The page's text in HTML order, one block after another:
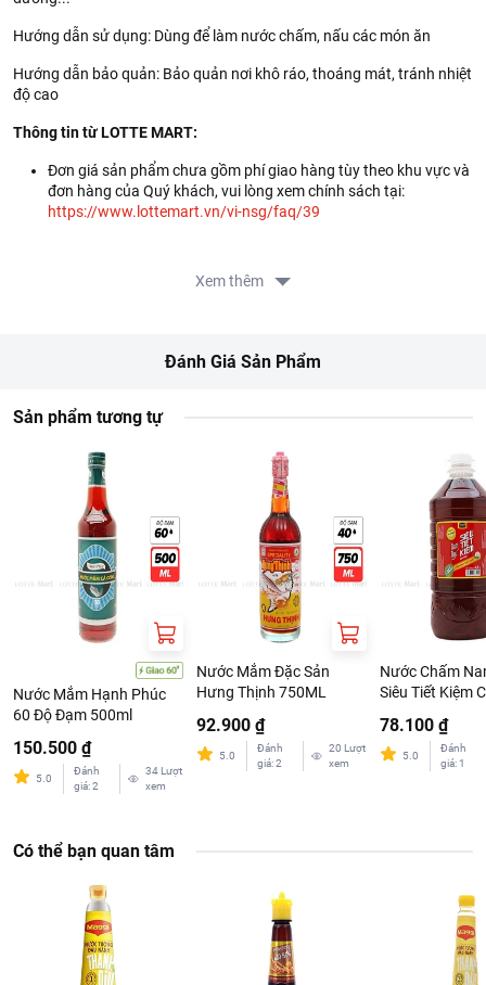
Hướng dẫn sử dụng: Dùng để làm nước chấm, nấu các món ăn
Hướng dẫn bảo quản: Bảo quản nơi khô ráo, thoáng mát, tránh nhiệt
độ cao
Thông tin từ LOTTE MART:
Đơn giá sản phẩm chưa gồm phí giao hàng tùy theo khu vực và
đơn hàng của Quý khách, vui lòng xem chính sách tại:
https://www.lottemart.vn/vi-nsg/faq/39
Xem thêm
Đánh Giá Sản Phẩm
Sản phẩm tương tự
Nước Mắm Hạnh Phúc
60 Độ Đạm 500ml
150.500 ₫
5.0
Đánh
giá:2
34 Lượt
xem
Nước Mắm Đặc Sản
Hưng Thịnh 750ML
92.900 ₫
5.0
Đánh
giá:2
20 Lượt
xem
Nước Chấm
Siêu Tiết Kiệm
78.100 ₫
5.0
Đánh
giá: 1
Có thể bạn quan tâm